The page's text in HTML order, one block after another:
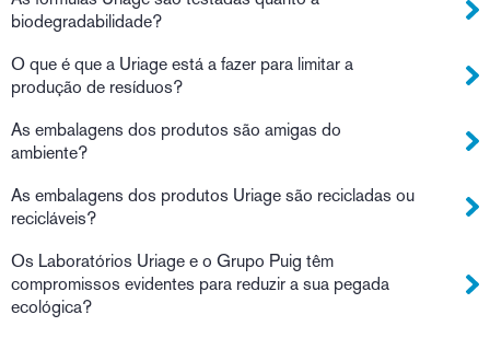
biodegradabilidade?
O que é que a Uriage está a fazer para limitar a
produção de resíduos?
As embalagens dos produtos são amigas do
ambiente?
As embalagens dos produtos Uriage são recicladas ou
recicláveis?
Os Laboratórios Uriage e o Grupo Puig têm
compromissos evidentes para reduzir a sua pegada
ecológica?